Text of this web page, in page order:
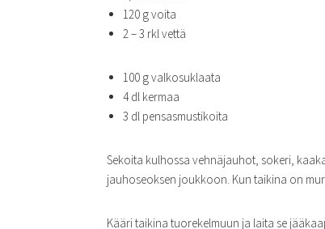
120 g voita
2 – 3 rkl vettä
100 g valkosuklaata
4 dl kermaa
3 dl pensasmustikoita
Sekoita kulhossa vehnäjauhot, sokeri,
jauhoseoksen joukkoon. Kun taikina on
Kääri taikina tuorekelmuun ja laita se